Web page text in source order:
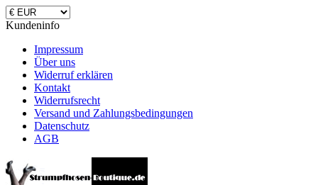
Kundeninfo
Impressum
Über uns
Widerruf erklären
Kontakt
Widerrufsrecht
Versand und Zahlungsbedingungen
Datenschutz
AGB